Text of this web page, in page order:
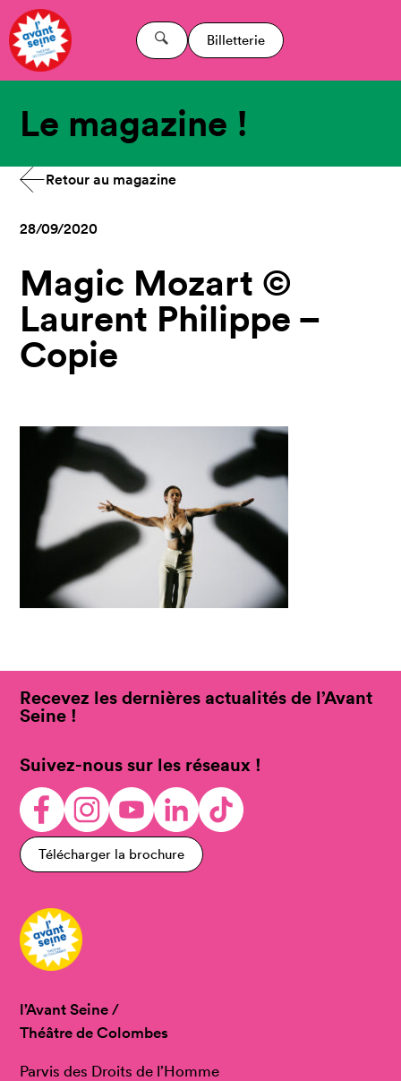
Billetterie
Le magazine !
Retour au magazine
28/09/2020
Magic Mozart ©
Laurent Philippe –
Copie
Recevez les dernières actualités de l’Avant
Seine !
Suivez-nous sur les réseaux !
Télécharger la brochure
l’Avant Seine /
Théâtre de Colombes
Parvis des Droits de l’Homme